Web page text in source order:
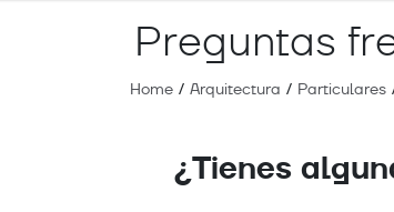
Preguntas
Home / Arquitectura / Particulares
¿Tienes